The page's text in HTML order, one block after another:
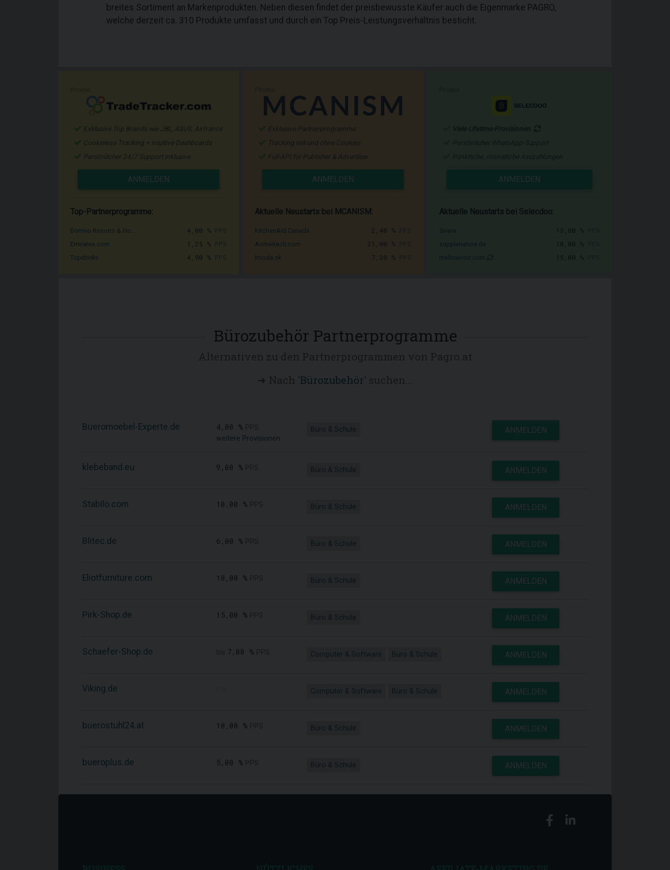
breites Sortiment an Markenprodukten. Neben diesen findet der preisbewusste Käufer auch die Eigenmarke PAGRO,
welche derzeit ca. 310 Produkte umfasst und durch ein Top Preis-Leistungsverhältnis besticht.
Exklusive Top Brands wie JBL, ASUS, Airfrance
Cookieless Tracking + intuitive Dashboards
Persönlicher 24/7 Support inklusive
ANMELDEN
Top-Partnerprogramme:
Dormio Resorts & Ho... 4,00 %
Emirates.com 1,25 %
Topdrinks 4,90 %
Exklusive Partnerprogramme
Tracking mit und ohne Cookies
Full-API für Publisher & Advertiser
ANMELDEN
Aktuelle Neustarts bei MCANISM:
KitchenAid Canada 2,40 %
Aomeitech.com 21,00 %
Imoda.sk 7,20 %
ANMELDEN
Aktuelle Neustarts bei Selecdoo:
15,00 %
10,00 %
15,00 %
Bürozubehör Partnerprogramme
Bürozubehör
Bueromoebel-Experte.de 4,00 %
weitere Provisionen
Büro & Schule ANMELDEN
klebeband.eu 9,00 % Büro & Schule ANMELDEN
Stabilo.com 10,00 % Büro & Schule ANMELDEN
Blitec.de 6,00 % Büro & Schule ANMELDEN
Eliotfurniture.com 10,00 % Büro & Schule ANMELDEN
Pirk-Shop.de 15,00 % Büro & Schule ANMELDEN
Schaefer-Shop.de 7,00 % Computer & Software Büro & Schule ANMELDEN
Viking.de Computer & Software Büro & Schule ANMELDEN
buerostuhl24.at 10,00 % Büro & Schule ANMELDEN
bueroplus.de 5,00 % Büro & Schule ANMELDEN